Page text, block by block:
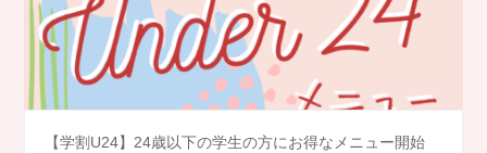
【学割U24】24歳以下の学生の方にお得なメニュー開始